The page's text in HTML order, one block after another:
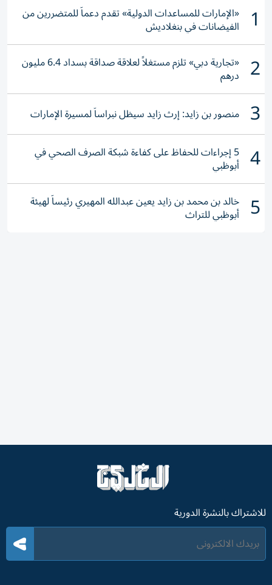
1 «الإمارات للمساعدات الدولية» تقدم دعماً للمتضررين من
الفيضانات في بنغلاديش
2 «تجارية دبي» تلزم مستغلاً لعلاقة صداقة بسداد 6.4 مليون
درهم
3 منصور بن زايد: إرث زايد سيظل نبراساً لمسيرة الإمارات
4 5 إجراءات للحفاظ على كفاءة شبكة الصرف الصحي في
أبوظبي
5 خالد بن محمد بن زايد يعين عبدالله المهيري رئيساً لهيئة
أبوظبي للتراث
للاشتراك بالنشرة الدورية